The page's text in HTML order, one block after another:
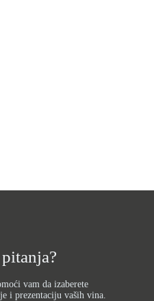
vam da izaberete
i prezentaciju vaših vina.